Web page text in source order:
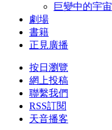
巨變中的宇宙
劇場
書籍
正見廣播
按日瀏覽
網上投稿
聯繫我們
RSS訂閱
天音播客